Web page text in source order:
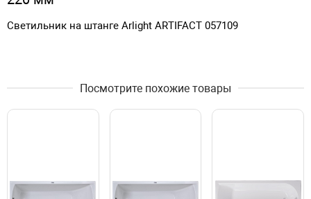
Светильник на штанге Arlight ARTIFACT 057109
Посмотрите похожие товары